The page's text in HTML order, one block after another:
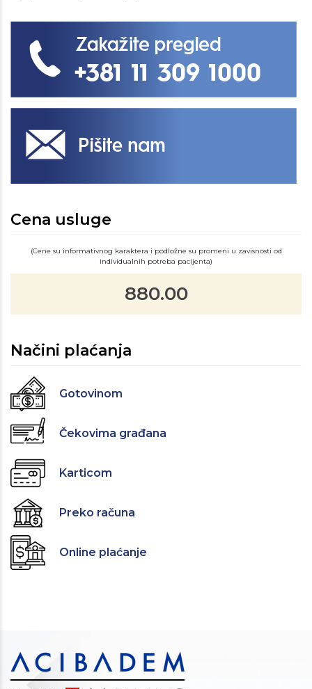
Cena usluge
(Cene su informativnog karaktera i podložne su promeni u zavisnosti od
individualnih potreba pacijenta)
880.00
Načini plaćanja
Gotovinom
Čekovima građana
Karticom
Preko računa
Online plaćanje